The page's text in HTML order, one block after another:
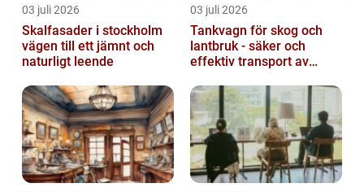
03 juli 2026
Skalfasader i stockholm
vägen till ett jämnt och
naturligt leende
03 juli 2026
Tankvagn för skog och
lantbruk - säker och
effektiv transport av